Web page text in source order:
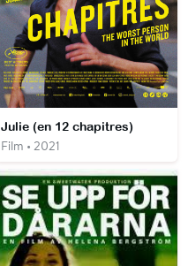
Julie (en 12 chapitres)
Film • 2021